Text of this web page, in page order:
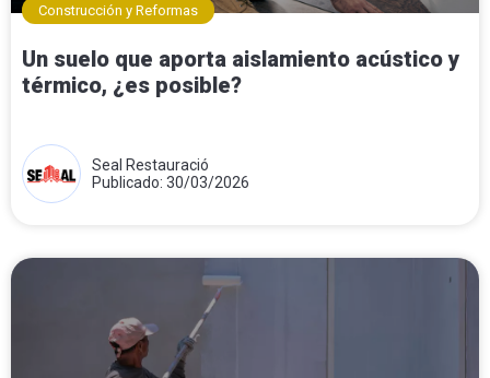
Construcción y Reformas
Un suelo que aporta aislamiento acústico y
térmico, ¿es posible?
Seal Restauració
Publicado: 30/03/2026